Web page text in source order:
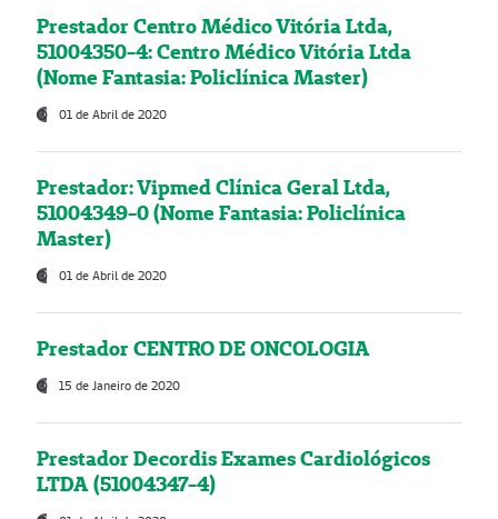
Prestador Centro Médico Vitória Ltda,
51004350-4: Centro Médico Vitória Ltda
(Nome Fantasia: Policlínica Master)
01 de Abril de 2020
Prestador: Vipmed Clínica Geral Ltda,
51004349-0 (Nome Fantasia: Policlínica
Master)
01 de Abril de 2020
Prestador CENTRO DE ONCOLOGIA
15 de Janeiro de 2020
Prestador Decordis Exames Cardiológicos
LTDA (51004347-4)